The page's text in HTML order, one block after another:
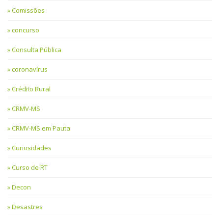
Comissões
concurso
Consulta Pública
coronavírus
Crédito Rural
CRMV-MS
CRMV-MS em Pauta
Curiosidades
Curso de RT
Decon
Desastres